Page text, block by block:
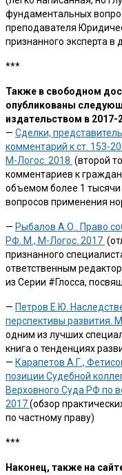
фундаментальных
преподавателя
признанного эксперта в
***
Также в свободном
опубликованы
издательством в 2017-
— Сделки,
комментарий к ст. 153-
М-Логос. 2018 (второй
комментариев к
объемом более 1
вопросов применения
— Рыбалов А.О.. Право
РФ. М., М-Логос. 2017
признанного
ответственным
из Серии #Глосса,
— Петров Е.Ю.
перспективы развития.
одним из лучших
книга о тенденциях
— Карапетов А.Г.,
позиции Судебной
Верховного Суда РФ по
2017(обзор
по частному праву)
***
Наконец, также на